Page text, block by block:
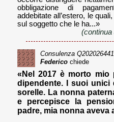
obbligazione di
addebitate all’estero, le
sul soggetto che le ha...»
(continua
Consulenza Q202026441
Federico chiede
«Nel 2017 è morto mio
dipendente. I suoi unici
sorelle. La nonna
e percepisce la
padre, mia nonna aveva